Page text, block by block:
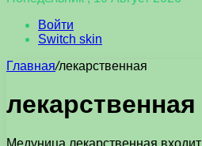
Войти
Switch skin
Главная/лекарственная
лекарственная
Медуница лекарственная